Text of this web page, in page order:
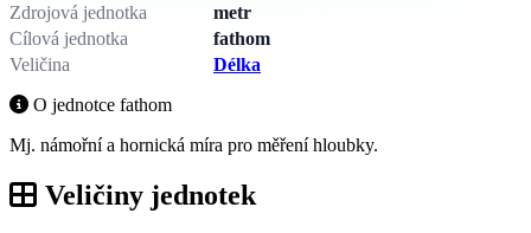
Zdrojová jednotka
metr
Cílová jednotka
fathom
Veličina
Délka
O jednotce fathom
Mj. námořní a hornická míra pro měření hloubky.
Veličiny jednotek